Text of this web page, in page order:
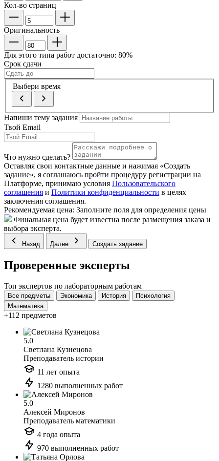
Кол-во страниц
Оригинальность
Для этого типа работ достаточно: 80%
Срок сдачи
Выбери время
Напиши тему задания
Твой Email
Что нужно сделать?
Оставляя свои контактные данные и нажимая «Создать
задание», я соглашаюсь пройти процедуру регистрации на
Платформе, принимаю условия Пользовательского
соглашения и Политики конфиденциальности в целях
заключения соглашения.
Рекомендуемая цена: Заполните поля для определения цены
Финальная цена будет известна после размещения заказа и
выбора эксперта.
Назад Далее Создать задание
Проверенные эксперты
Топ экспертов по лабораторным работам
Все предметы Экономика История
Психология
Математика
+112 предметов
5.0
Светлана Кузнецова
Преподаватель истории
11 лет опыта
1280 выполненных работ
5.0
Алексей Миронов
Преподаватель математики
4 года опыта
970 выполненных работ